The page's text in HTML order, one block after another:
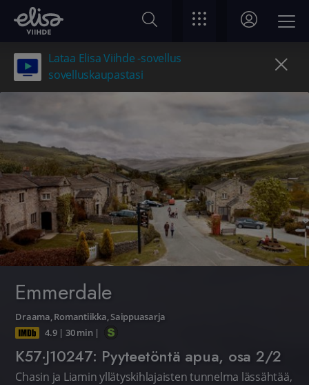
Lataa Elisa Viihde -sovellus
sovelluskaupastasi
Emmerdale
Draama,Romantiikka,Saippuasarja
4.9| 30 min |
K57·J10247: Pyyteetöntä apua, osa 2/2
Chasin ja Liamin yllätyskihlajaisten tunnelma lässähtää,